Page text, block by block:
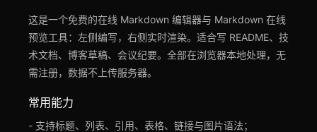
这是一个免费的在线 Markdown 编辑器与 Markdown 在线
预览工具：左侧编写，右侧实时渲染。适合写 README、技
术文档、博客草稿、会议纪要。全部在浏览器本地处理，无
需注册，数据不上传服务器。
常用能力
- 支持标题、列表、引用、表格、链接与图片语法；